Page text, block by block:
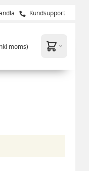
Kundsupport
moms)